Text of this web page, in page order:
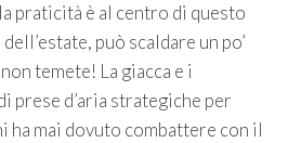
praticità è al centro di questo
può scaldare un po’
temete! La giacca e i
prese d’aria strategiche per
ha mai dovuto combattere con il